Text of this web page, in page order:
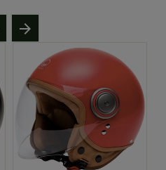
arrow_forward